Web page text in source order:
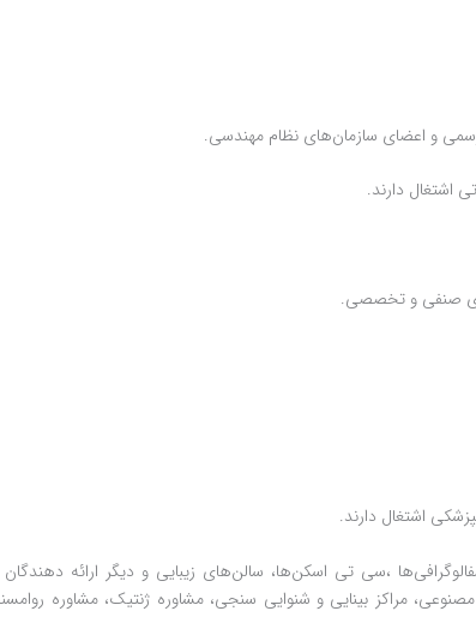
،سی تی اسکن‌ها، سالن‌های ‌زیبایی و دیگر ارائه
مراکز بینایی و شنوایی سنجی، مشاوره ژنتیک، مشاوره